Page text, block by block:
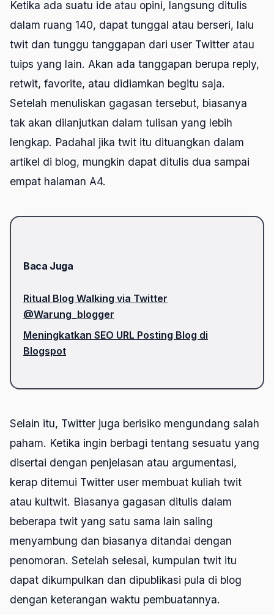
Ketika ada suatu ide atau opini, langsung ditulis
dalam ruang 140, dapat tunggal atau berseri, lalu
twit dan tunggu tanggapan dari user Twitter atau
tuips yang lain. Akan ada tanggapan berupa reply,
retwit, favorite, atau didiamkan begitu saja.
Setelah menuliskan gagasan tersebut, biasanya
tak akan dilanjutkan dalam tulisan yang lebih
lengkap. Padahal jika twit itu dituangkan dalam
artikel di blog, mungkin dapat ditulis dua sampai
empat halaman A4.
Baca Juga
Ritual Blog Walking via Twitter
@Warung_blogger
Meningkatkan SEO URL Posting Blog di
Blogspot
Selain itu, Twitter juga berisiko mengundang salah
paham. Ketika ingin berbagi tentang sesuatu yang
disertai dengan penjelasan atau argumentasi,
kerap ditemui Twitter user membuat kuliah twit
atau kultwit. Biasanya gagasan ditulis dalam
beberapa twit yang satu sama lain saling
menyambung dan biasanya ditandai dengan
penomoran. Setelah selesai, kumpulan twit itu
dapat dikumpulkan dan dipublikasi pula di blog
dengan keterangan waktu pembuatannya.